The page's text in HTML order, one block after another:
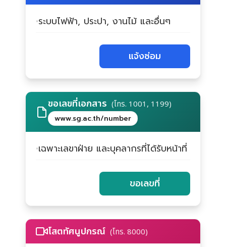
ระบบไฟฟ้า, ประปา, งานไม้ และอื่นๆ
แจ้งซ่อม
ขอเลขที่เอกสาร (โทร. 1001, 1199)
www.sg.ac.th/number
เฉพาะเลขาฝ่าย และบุคลากรที่ได้รับหน้าที่
ขอเลขที่
โสตทัศนูปกรณ์ (โทร. 8000)